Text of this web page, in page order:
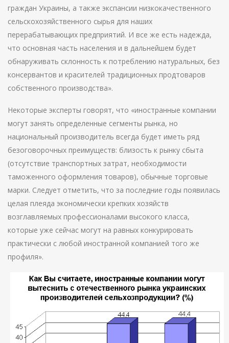
граждан Украины, а также экспансии низкокачественного
сельскохозяйственного сырья для наших
перерабатывающих предприятий. И все же есть надежда,
что основная часть населения и в дальнейшем будет
обнаруживать склонность к потреблению натуральных, без
консервантов и красителей традиционных продтоваров
собственного производства».
Некоторые эксперты говорят, что «иностранные компании
могут занять определенные сегменты рынка, но
национальный производитель всегда будет иметь ряд
безоговорочных преимуществ: близость к рынку сбыта
(отсутствие транспортных затрат, необходимости
таможенного оформления товаров), обычные торговые
марки. Следует отметить, что за последние годы появилась
целая плеяда экономически крепких хозяйств
возглавляемых профессионалами высокого класса,
которые уже сейчас могут на равных конкурировать
практически с любой иностранной компанией того же
профиля».